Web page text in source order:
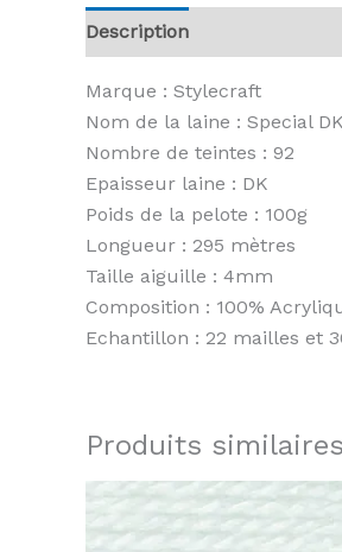
Description
Marque : Stylecraft
Nom de la laine : Special DK
Nombre de teintes : 92
Epaisseur laine : DK
Poids de la pelote : 100g
Longueur : 295 mètres
Taille aiguille : 4mm
Composition : 100%
Echantillon : 22 mailles et
Produits similaires